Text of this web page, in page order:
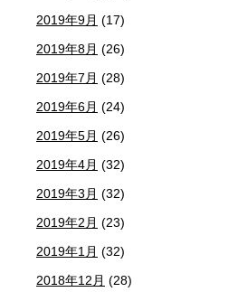
2019年9月 (17)
2019年8月 (26)
2019年7月 (28)
2019年6月 (24)
2019年5月 (26)
2019年4月 (32)
2019年3月 (32)
2019年2月 (23)
2019年1月 (32)
2018年12月 (28)